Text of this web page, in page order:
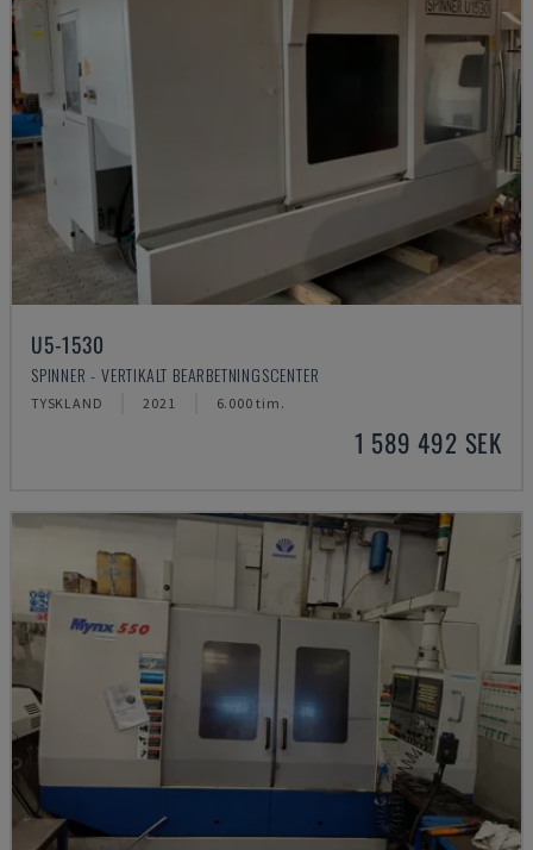
U5-1530
SPINNER - VERTIKALT BEARBETNINGSCENTER
TYSKLAND 2021 6.000 tim.
1 589 492 SEK